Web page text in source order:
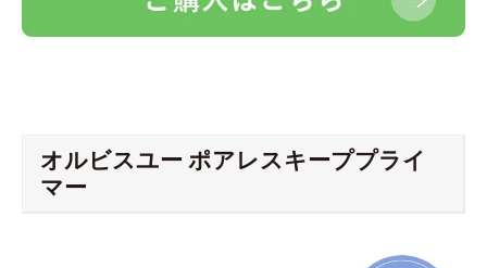
オルビスユー ポアレスキーププライ
マー